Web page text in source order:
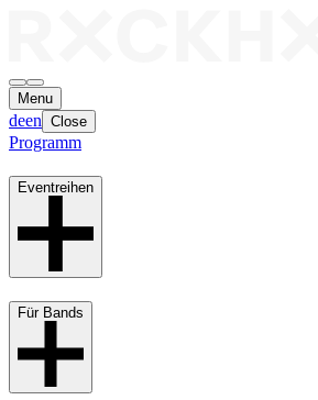
Menu
deen Close
Programm
Eventreihen
Für Bands